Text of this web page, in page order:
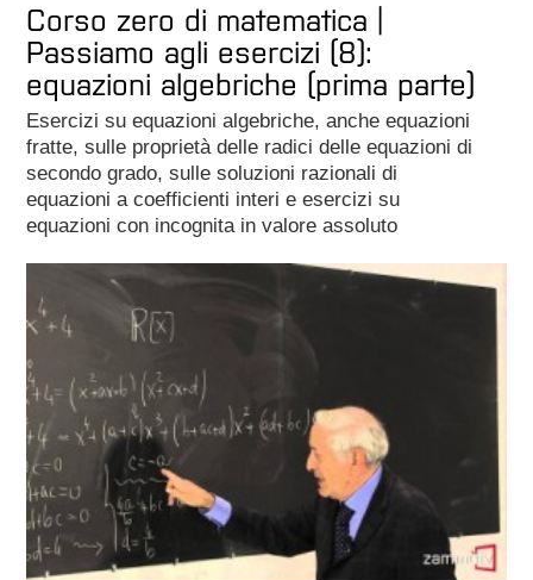
Corso zero di matematica |
Passiamo agli esercizi (8):
equazioni algebriche (prima parte)
Esercizi su equazioni algebriche, anche equazioni
fratte, sulle proprietà delle radici delle equazioni di
secondo grado, sulle soluzioni razionali di
equazioni a coefficienti interi e esercizi su
equazioni con incognita in valore assoluto